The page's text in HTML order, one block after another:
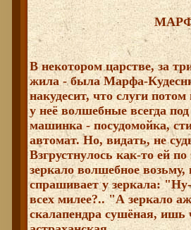
В некотором царстве, за
жила - была Марфа-
накудесит, что слуги
у неё волшебные всегда
машинка - посудомойка,
автомат. Но, видать, не
Взгрустнулось как-то ей
зеркало волшебное возьму,
спрашивает у зеркала:
всех милее?.. "А зеркало
скалапендра сушёная, ишь